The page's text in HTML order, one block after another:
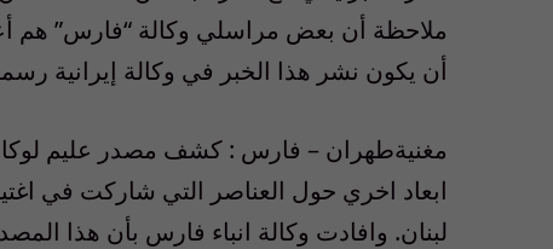
ملاحظة أن بعض مراسلي وكالة “فارس” هم
أن يكون نشر هذا الخبر في وكالة إيرانية
مغنيةطهران – فارس : كشف مصدر عليم
ابعاد اخري حول العناصر التي شاركت في
لبنان. وافادت وكالة انباء فارس بأن هذا